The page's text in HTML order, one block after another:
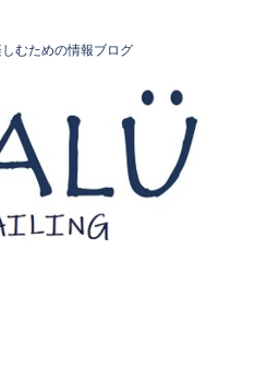
むための情報ブログ